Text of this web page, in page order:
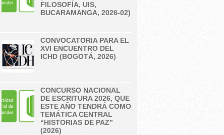
FILOSOFÍA, UIS,
BUCARAMANGA, 2026-02)
CONVOCATORIA PARA EL
XVI ENCUENTRO DEL
ICHD (BOGOTÁ, 2026)
CONCURSO NACIONAL
DE ESCRITURA 2026, QUE
ESTE AÑO TENDRÁ COMO
TEMÁTICA CENTRAL
“HISTORIAS DE PAZ”
(2026)